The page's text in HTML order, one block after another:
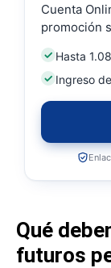
Cuenta
promoción
Hasta
Ingreso
Qué
futuros